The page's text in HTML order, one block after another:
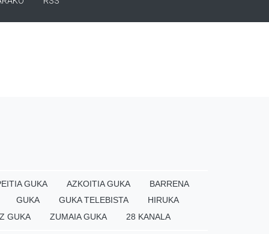
GUKA AZKOITIA GUKA
BARRENA
GUKA
GUKA TELEBISTA
HIRUKA
GUKA
ZUMAIA GUKA 28 KANALA